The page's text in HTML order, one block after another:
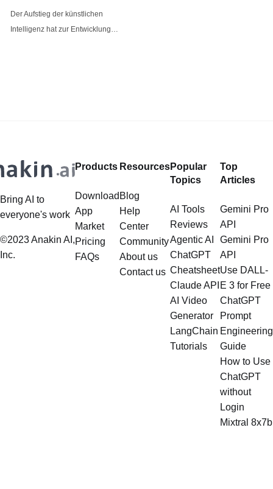
Undress-AI-Bewertungen
Der Aufstieg der künstlichen
Intelligenz hat zur Entwicklung
AI Werkzeuge Aufmerksamkeit
Bring AI to
everyone's work
©2023 Anakin AI,
Inc.
Products
Download
App
Market
Pricing
FAQs
Resources
Blog
Help
Center
Community
About us
Contact us
Popular
Topics
AI Tools
Reviews
Agentic AI
ChatGPT
Cheatsheet
Claude API
AI Video
Generator
LangChain
Tutorials
Top
Articles
Gemini Pro
API
Gemini Pro
API
Use DALL-
E 3 for Free
ChatGPT
Prompt
Engineering
Guide
How to Use
ChatGPT
without
Login
Mixtral 8x7b